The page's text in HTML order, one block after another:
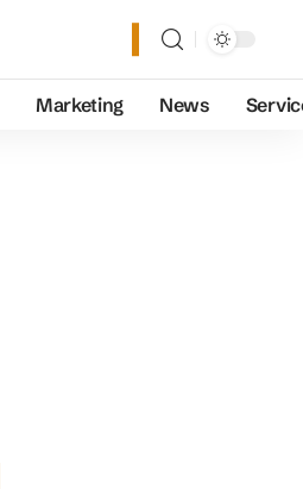
Marketing News